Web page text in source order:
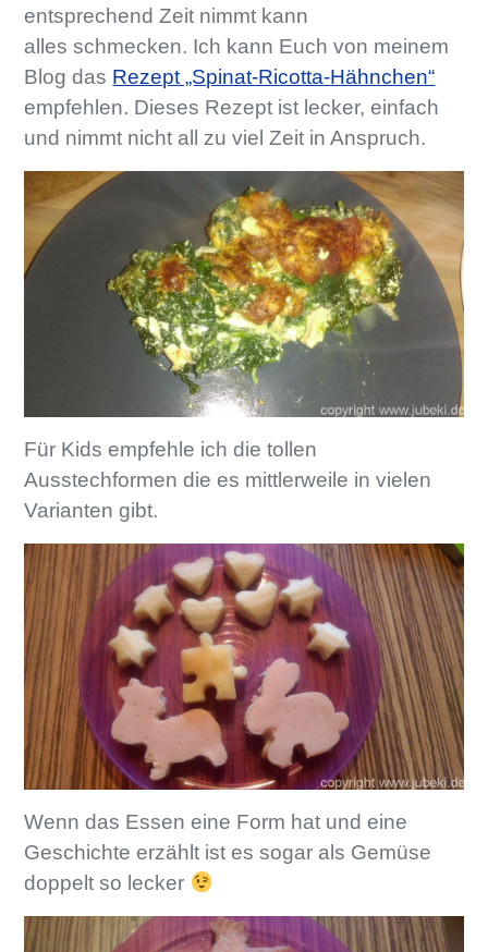
entsprechend Zeit nimmt kann
alles schmecken. Ich kann Euch von meinem
Blog das Rezept „Spinat-Ricotta-Hähnchen“
empfehlen. Dieses Rezept ist lecker, einfach
und nimmt nicht all zu viel Zeit in Anspruch.
Für Kids empfehle ich die tollen
Ausstechformen die es mittlerweile in vielen
Varianten gibt.
Wenn das Essen eine Form hat und eine
Geschichte erzählt ist es sogar als Gemüse
doppelt so lecker